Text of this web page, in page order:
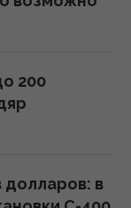
200
долларов: в